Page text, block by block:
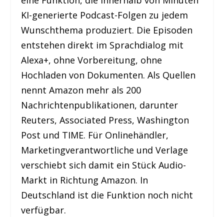
KI-generierte Podcast-Folgen zu jedem
Wunschthema produziert. Die Episoden
entstehen direkt im Sprachdialog mit
Alexa+, ohne Vorbereitung, ohne
Hochladen von Dokumenten. Als Quellen
nennt Amazon mehr als 200
Nachrichtenpublikationen, darunter
Reuters, Associated Press, Washington
Post und TIME. Für Onlinehändler,
Marketingverantwortliche und Verlage
verschiebt sich damit ein Stück Audio-
Markt in Richtung Amazon. In
Deutschland ist die Funktion noch nicht
verfügbar.